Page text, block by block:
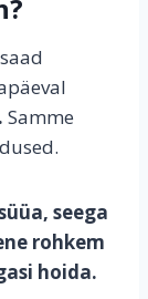
Samme
seega
rohkem
hoida.